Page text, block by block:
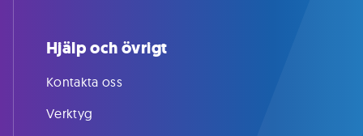
Hjälp och övrigt
Kontakta oss
Verktyg